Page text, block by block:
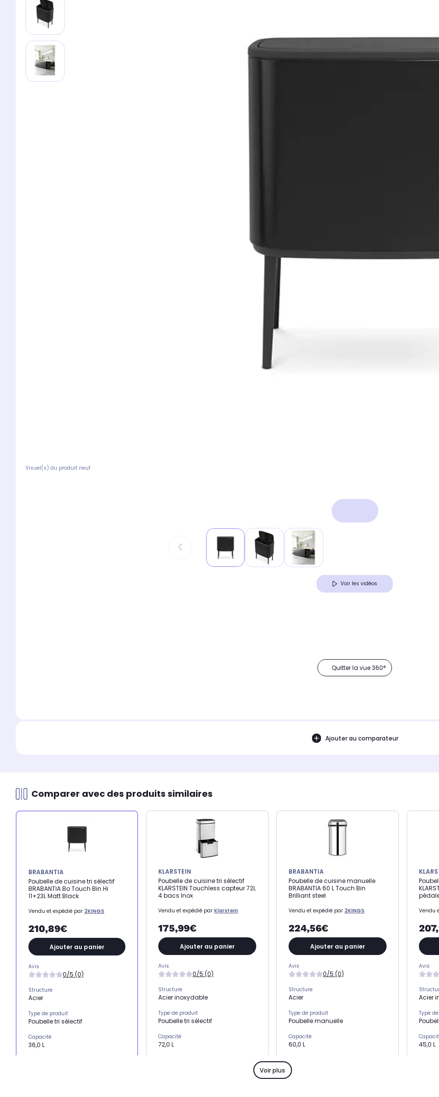
Visuel(s) du produit neuf
Voir les vidéos
Quitter la vue 360°
Ajouter au comparateur
Comparer avec des produits similaires
BRABANTIA
Poubelle de cuisine tri sélectif
BRABANTIA Bo Touch Bin Hi
11+23L Matt Black
Vendu et expédié par 2KINGS
210,89€
Ajouter au panier
Avis
0/5 (0)
Structure
Acier
Type de produit
Poubelle tri sélectif
Capacité
36,0 L
KLARSTEIN
Poubelle de cuisine tri sélectif
KLARSTEIN Touchless capteur 72L
4 bacs Inox
Vendu et expédié par Klarstein
175,99€
Ajouter au panier
Avis
0/5 (0)
Structure
Acier inoxydable
Type de produit
Poubelle tri sélectif
Capacité
72,0 L
BRABANTIA
Poubelle de cuisine manuelle
BRABANTIA 60 L Touch Bin
Brilliant steel
Vendu et expédié par 2KINGS
224,56€
Ajouter au panier
Avis
0/5 (0)
Structure
Acier
Type de produit
Poubelle manuelle
Capacité
60,0 L
1.0
Vendu
Avis
Acier
Type
45,0 L
Voir plus